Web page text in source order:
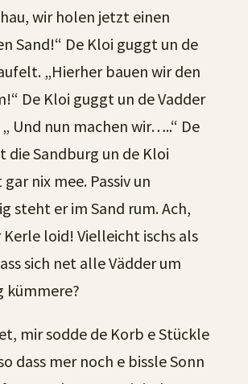
wir holen jetzt einen
Sand!“ De Kloi guggt un de
„Hierher bauen wir den
De Kloi guggt un de Vadder
Und nun machen wir…..“ De
die Sandburg un de Kloi
nix mee. Passiv un
steht er im Sand rum. Ach,
loid! Vielleicht ischs als
sich net alle Vädder um
kümmere?
mir sodde de Korb e Stückle
dass mer noch e bissle Sonn